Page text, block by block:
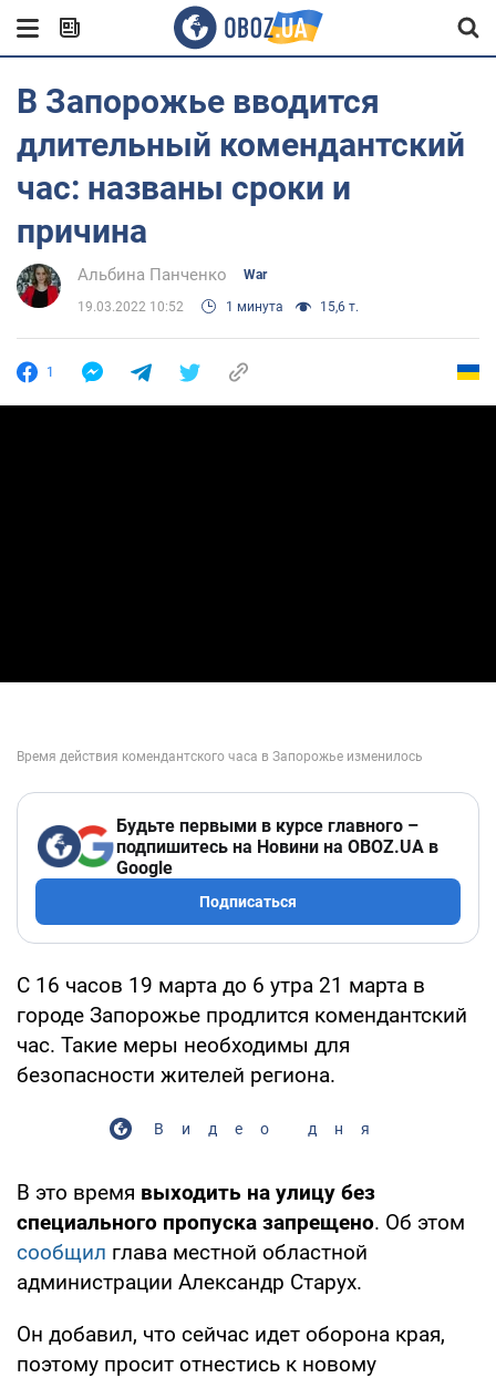
В Запорожье вводится
длительный комендантский
час: названы сроки и
причина
Альбина Панченко War
19.03.2022 10:52 1 минута 15,6 т.
1
Будьте первыми в курсе главного –
подпишитесь на Новини на OBOZ.UA в
Google
Подписаться
С 16 часов 19 марта до 6 утра 21 марта в
городе Запорожье продлится комендантский
час. Такие меры необходимы для
безопасности жителей региона.
Видео дня
В это время выходить на улицу без
специального пропуска запрещено. Об этом
сообщил глава местной областной
администрации Александр Старух.
Он добавил, что сейчас идет оборона края,
поэтому просит отнестись к новому